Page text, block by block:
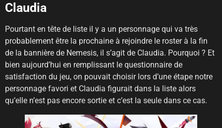
Claudia
Pourtant en tête de liste il y a un personnage qui va très
probablement être la prochaine à rejoindre le roster à la fin
de la bannière de Nemesis, il s’agit de Claudia. Pourquoi ? Et
bien aujourd’hui en remplissant le questionnaire de
satisfaction du jeu, on pouvait choisir lors d’une étape notre
personnage favori et Claudia figurait dans la liste alors
qu’elle n’est pas encore sortie et c’est la seule dans ce cas.